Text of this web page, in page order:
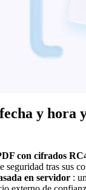
y hora
con cifrados
seguridad tras sus
en servidor :